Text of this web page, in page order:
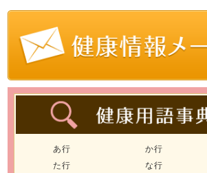
あ行 か行
た行
な行